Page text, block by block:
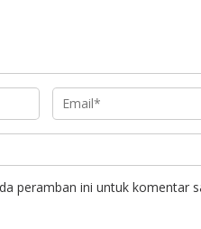
peramban ini untuk komentar